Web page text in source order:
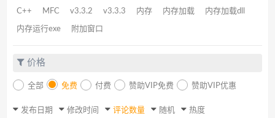
C++ MFC v3.3.2 v3.3.3 内存 内存加载 内存加载dll
内存运行exe 附加窗口
价格
全部 免费 付费 赞助VIP免费 赞助VIP优惠
发布日期 修改时间 评论数量 随机 热度